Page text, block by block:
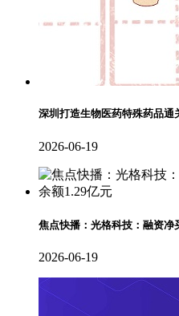
深圳打造生物医药特殊药品通
2026-06-19
焦点快播：光格科技：融资净
2026-06-19